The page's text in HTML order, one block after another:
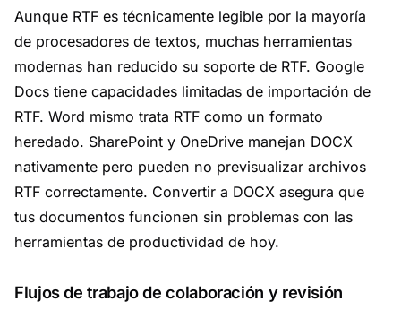
Aunque RTF es técnicamente legible por la mayoría
de procesadores de textos, muchas herramientas
modernas han reducido su soporte de RTF. Google
Docs tiene capacidades limitadas de importación de
RTF. Word mismo trata RTF como un formato
heredado. SharePoint y OneDrive manejan DOCX
nativamente pero pueden no previsualizar archivos
RTF correctamente. Convertir a DOCX asegura que
tus documentos funcionen sin problemas con las
herramientas de productividad de hoy.
Flujos de trabajo de colaboración y revisión